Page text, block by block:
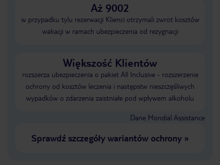
Aż 9002
w przypadku tylu rezerwacji Klienci otrzymali zwrot kosztów
wakacji w ramach ubezpieczenia od rezygnacji
Większość Klientów
rozszerza ubezpieczenia o pakiet All Inclusive - rozszerzenie
ochrony od kosztów leczenia i następstw nieszczęśliwych
wypadków o zdarzenia zaistniałe pod wpływem alkoholu
Dane Mondial Assistance
Sprawdź szczegóły wariantów ochrony»